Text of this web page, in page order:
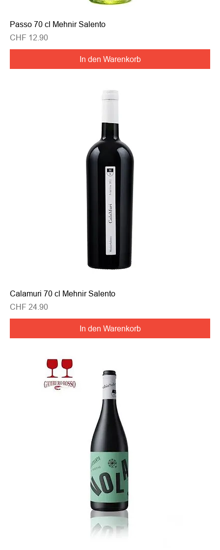
Passo 70 cl Mehnir Salento
Preis
CHF 12.90
In den Warenkorb
Calamuri 70 cl Mehnir Salento
Preis
CHF 24.90
In den Warenkorb